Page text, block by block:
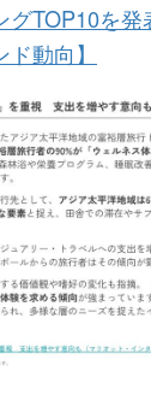
TOP10を発
動向】